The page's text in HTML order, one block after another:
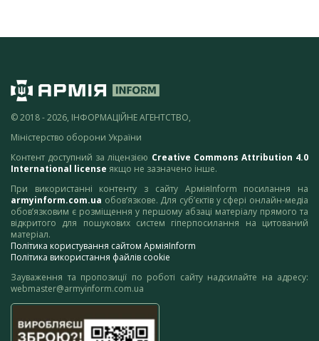
© 2018 - 2026, ІНФОРМАЦІЙНЕ АГЕНТСТВО,
Міністерство оборони України
Контент доступний за ліцензією Creative Commons Attribution 4.0
International license якщо не зазначено інше.
При використанні контенту з сайту АрміяInform посилання на
armyinform.com.ua обов’язкове. Для суб’єктів у сфері онлайн-медіа
обов’язковим є розміщення у першому абзаці матеріалу прямого та
відкритого для пошукових систем гіперпосилання на цитований
матеріал.
Політика користування сайтом АрміяInform
Політика використання файлів cookie
Зауваження та пропозиції по роботі сайту надсилайте на адресу:
webmaster@armyinform.com.ua